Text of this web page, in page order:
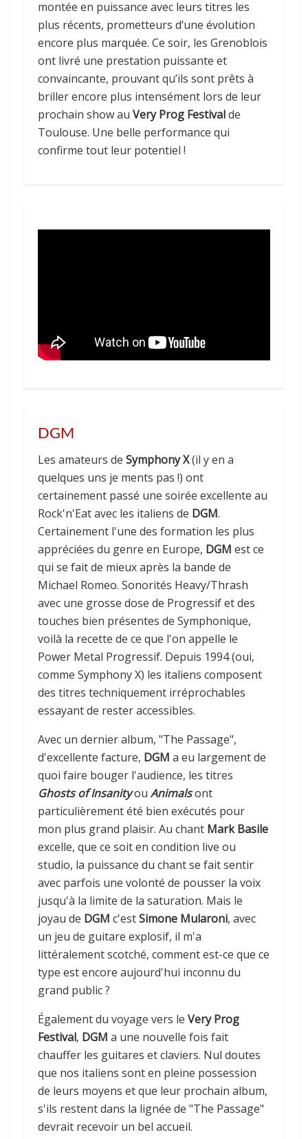
montée en puissance avec leurs titres les
plus récents, prometteurs d’une évolution
encore plus marquée. Ce soir, les Grenoblois
ont livré une prestation puissante et
convaincante, prouvant qu’ils sont prêts à
briller encore plus intensément lors de leur
prochain show au Very Prog Festivalde
Toulouse. Une belle performance qui
confirme tout leur potentiel !
DGM
Les amateurs de Symphony X(il y en a
quelques uns je ments pas !) ont
certainement passé une soirée excellente au
Rock'n'Eat avec les italiens de DGM.
Certainement l'une des formation les plus
appréciées du genre en Europe, DGM est ce
qui se fait de mieux après la bande de
Michael Romeo. Sonorités Heavy/Thrash
avec une grosse dose de Progressif et des
touches bien présentes de Symphonique,
voilà la recette de ce que l'on appelle le
Power Metal Progressif. Depuis 1994 (oui,
comme Symphony X) les italiens composent
des titres techniquement irréprochables
essayant de rester accessibles.
Avec un dernier album, "The Passage",
d'excellente facture, DGM a eu largement de
quoi faire bouger l'audience, les titres
Ghosts of Insanityou Animalsont
particulièrement été bien exécutés pour
mon plus grand plaisir. Au chant Mark Basile
excelle, que ce soit en condition live ou
studio, la puissance du chant se fait sentir
avec parfois une volonté de pousser la voix
jusqu'à la limite de la saturation. Mais le
joyau de DGM c'estSimone Mularoni, avec
un jeu de guitare explosif, il m'a
littéralement scotché, comment est-ce que ce
type est encore aujourd'hui inconnu du
grand public ?
Également du voyage vers le Very Prog
Festival, DGM a une nouvelle fois fait
chauffer les guitares et claviers. Nul doutes
que nos italiens sont en pleine possession
de leurs moyens et que leur prochain album,
s'ils restent dans la lignée de "The Passage"
devrait recevoir un bel accueil.